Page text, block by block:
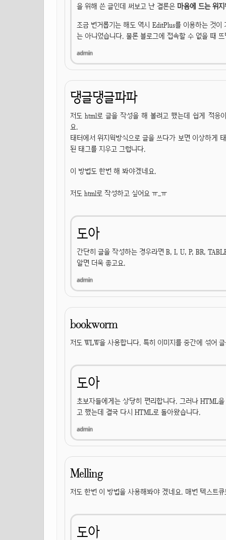
을 위해 쓴 글인데 써보고 난 결론은 마음에 드는 위
조금 번거롭기는 해도 역시 EditPlus를 이용하는 것
는 아니었습니다. 물론 블로그에 접속할 수 없을 때
댕글댕글파파
저도 html로 글을 작성을 해 볼려고 했는데 쉽게 적응
요.
태터에서 위지윅방식으로 글을 쓰다가 보면 이상하게
된 태그를 지우고 그럽니다.
이 방법도 한번 해 봐야겠네요.
저도 html로 작성하고 싶어요 ㅠ_ㅠ
도아
간단히 글을 작성하는 경우라면 B, I, U, P, BR,
알면 더욱 좋고요.
bookworm
저도 WLW을 사용합니다. 특히 이미지를 중간에 섞어
도아
초보자들에게는 상당히 편리합니다. 그러나 HTML
고 했는데 결국 다시 HTML로 돌아왔습니다.
Melling
저도 한번 이 방법을 사용해봐야 겠네요. 매번 텍스트
도아